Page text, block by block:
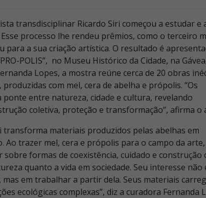
transdisciplinar Ricardo Siri começou a estudar e
processo lhe rendeu prêmios, como o terceiro
para a sua criação artística. O resultado é
POLIS”, no Museu Histórico da Cidade, na
Lopes, a mostra reúne cerca de 20 obras
com mel, cera de abelha e própolis. “Os
entre natureza, cidade e cultura, revelando
coletiva, proteção e transformação”, afirma o
transforma materiais produzidos pelas abelhas em
Ao trazer mel, cera e própolis para o campo da
formas de coexistência, cuidado e construção
quanto a vida em sociedade. Seu interesse não
em trabalhar a partir dela. Seus materiais
ecológicas complexas”, diz a curadora Fernanda